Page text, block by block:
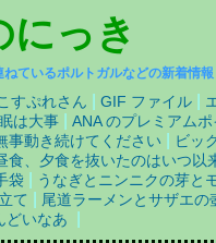
にっき
ているポルトガルなどの新着情報
すぷれさん GIF ファイル
は大事
ANA のプレミアム
事動き続けてください
ビッ
食、夕食を抜いたのはいつ以
袋
うなぎとニンニクの芽と
て
尾道ラーメンとサザエの
どいなあ